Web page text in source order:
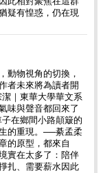
疑有惶惑，仍在現
動物視角的切換，
者未來將為讀者開
｜東華大學華文系
味與聲音都回來了
在鄉間小路顛簸的
的重現。──綦孟柔
的原型，都來自
實在太多了：陪伴
扎、需要薪水因此